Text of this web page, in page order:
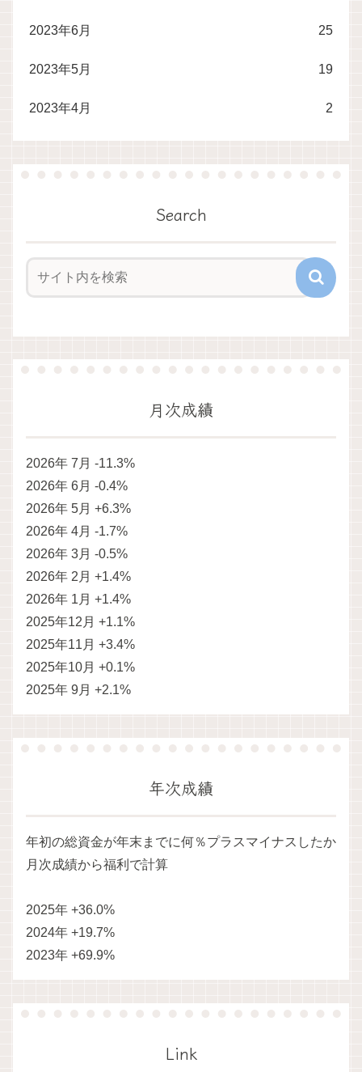
2023年6月 25
2023年5月 19
2023年4月 2
Search
月次成績
2026年 7月 -11.3%
2026年 6月 -0.4%
2026年 5月 +6.3%
2026年 4月 -1.7%
2026年 3月 -0.5%
2026年 2月 +1.4%
2026年 1月 +1.4%
2025年12月 +1.1%
2025年11月 +3.4%
2025年10月 +0.1%
2025年 9月 +2.1%
年次成績
年初の総資金が年末までに何％プラスマイナスしたか
月次成績から福利で計算
2025年 +36.0%
2024年 +19.7%
2023年 +69.9%
Link